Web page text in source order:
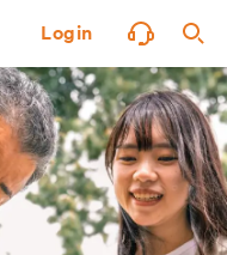
Login